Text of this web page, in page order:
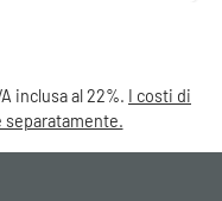
inclusa al 22%.
I costi di
separatamente.